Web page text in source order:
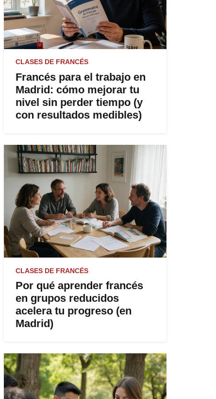
CLASES DE FRANCÉS
Francés para el trabajo en
Madrid: cómo mejorar tu
nivel sin perder tiempo (y
con resultados medibles)
CLASES DE FRANCÉS
Por qué aprender francés
en grupos reducidos
acelera tu progreso (en
Madrid)